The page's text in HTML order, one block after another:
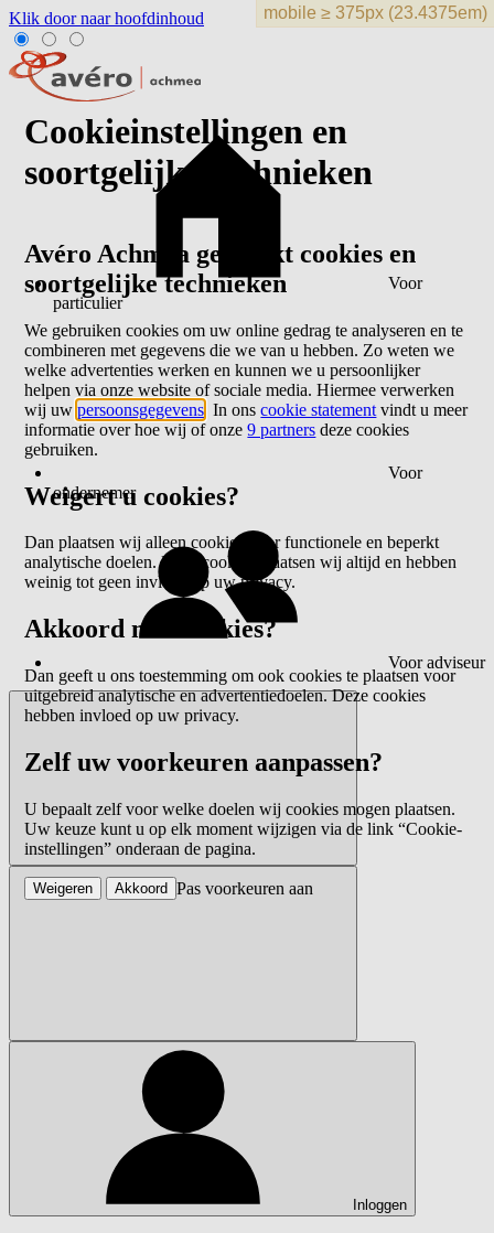
Klik door naar hoofdinhoud
Voor
particulier
Voor
ondernemer
Voor adviseur
Inloggen
Cookieinstellingen en
soortgelijke technieken
Avéro Achmea gebruikt cookies en
soortgelijke technieken
We gebruiken cookies om uw online gedrag te analyseren en te
combineren met gegevens die we van u hebben. Zo weten we
welke advertenties werken en kunnen we u persoonlijker
helpen via onze website of sociale media. Hiermee verwerken
wij uwpersoonsgegevens . In onscookie statement vindt u meer
informatie over hoe wij of onze9 partners deze cookies
gebruiken.
Weigert u cookies?
Dan plaatsen wij alleen cookies voor functionele en beperkt
analytische doelen. Deze cookies plaatsen wij altijd en hebben
weinig tot geen invloed op uw privacy.
Akkoord met cookies?
Dan geeft u ons toestemming om ook cookies te plaatsen voor
uitgebreid analytische en advertentiedoelen. Deze cookies
hebben invloed op uw privacy.
Zelf uw voorkeuren aanpassen?
U bepaalt zelf voor welke doelen wij cookies mogen plaatsen.
Uw keuze kunt u op elk moment wijzigen via de link “Cookie-
instellingen” onderaan de pagina.
Pas voorkeuren aan
Weigeren Akkoord